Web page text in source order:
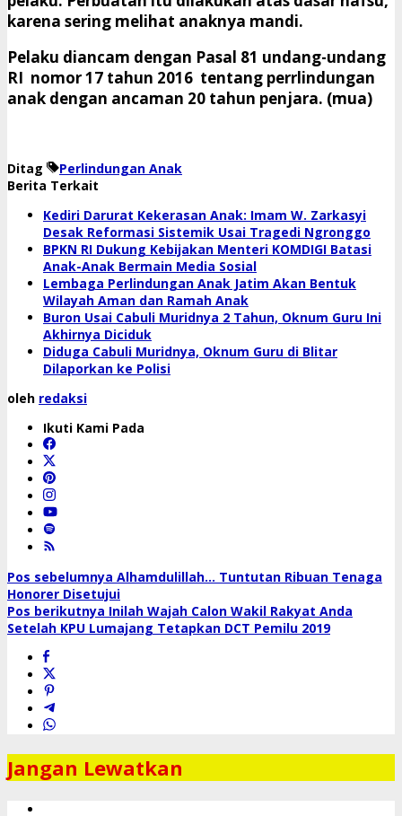
karena sering melihat anaknya mandi.
Pelaku diancam dengan Pasal 81 undang-undang
RI nomor 17 tahun 2016 tentang perrlindungan
anak dengan ancaman 20 tahun penjara. (mua)
Ditag
Perlindungan Anak
Berita Terkait
Kediri Darurat Kekerasan Anak: Imam W. Zarkasyi
Desak Reformasi Sistemik Usai Tragedi Ngronggo
BPKN RI Dukung Kebijakan Menteri KOMDIGI Batasi
Anak-Anak Bermain Media Sosial
Lembaga Perlindungan Anak Jatim Akan Bentuk
Wilayah Aman dan Ramah Anak
Buron Usai Cabuli Muridnya 2 Tahun, Oknum Guru Ini
Akhirnya Diciduk
Diduga Cabuli Muridnya, Oknum Guru di Blitar
Dilaporkan ke Polisi
oleh redaksi
Ikuti Kami Pada
Navigasi
pos
Pos sebelumnya Alhamdulillah… Tuntutan Ribuan Tenaga
Honorer Disetujui
Pos berikutnya Inilah Wajah Calon Wakil Rakyat Anda
Setelah KPU Lumajang Tetapkan DCT Pemilu 2019
Jangan Lewatkan